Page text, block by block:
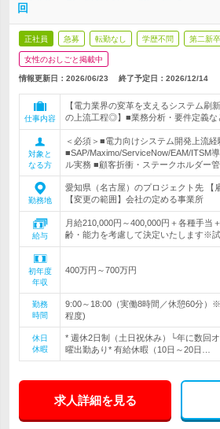
回
正社員 急募 転勤なし 学歴不問 第二新
女性のおしごと掲載中
情報更新日：2026/06/23 終了予定日： 2026/12/14
仕事内容
【電力業界の変革を支えるシステム刷
の上流工程◎】■業務分析・要件定義な
対象と
なる方
＜必須＞■電力向けシステム開発上流経
■SAP/Maximo/ServiceNow/EAM/ITSM
ル実務 ■顧客折衝・ステークホルダー
勤務地
愛知県（名古屋）のプロジェクト先 【
【変更の範囲】会社の定める事業所
給与
月給210,000円～400,000円＋各種手当
齢・能力を考慮して決定いたします※
初年度
年収
400万円～700万円
勤務
時間
9:00～18:00（実働8時間／休憩60分）
程度)
休日
休暇
* 週休2日制（土日祝休み）└年に数回
曜出勤あり* 有給休暇（10日～20日…
求人詳細を見る